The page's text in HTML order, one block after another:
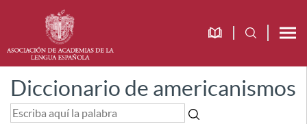
Diccionario de americanismos